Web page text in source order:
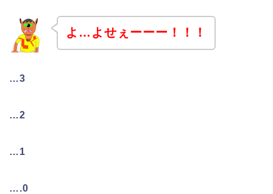
よ…よせぇーーー！！！
…3
…2
…1
….0